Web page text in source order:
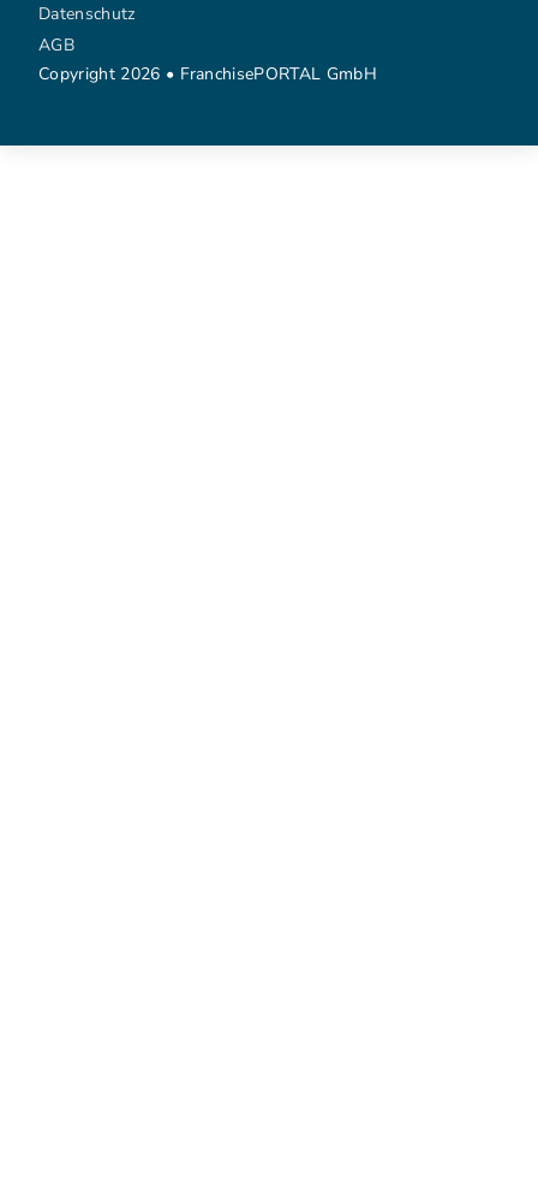
Copyright 2026 • FranchisePORTAL GmbH
Datenschutz
AGB